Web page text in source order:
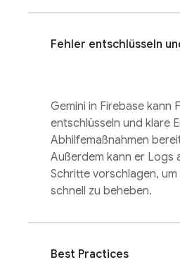
Fehler entschlüsseln
Gemini in Firebase kann
entschlüsseln und klare
Abhilfemaßnahmen
Außerdem kann er Logs
Schritte vorschlagen,
schnell zu beheben.
Best Practices